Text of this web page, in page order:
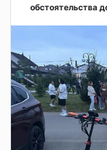
обстоятельства